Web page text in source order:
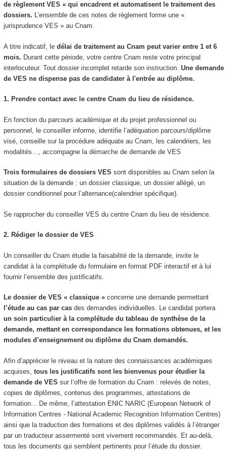
de règlement VES » qui encadrent et automatisent le traitement des
dossiers. L’ensemble de ces notes de règlement forme une «
jurisprudence VES » au Cnam.
A titre indicatif, le délai de traitement au Cnam peut varier entre 1 et 6
mois. Durant cette période, votre centre Cnam reste votre principal
interlocuteur. Tout dossier incomplet retarde son instruction. Une demande
de VES ne dispense pas de candidater à l'entrée au diplôme.
1. Prendre contact avec le centre Cnam du lieu de résidence.
En fonction du parcours académique et du projet professionnel ou
personnel, le conseiller informe, identifie l’adéquation parcours/diplôme
visé, conseille sur la procédure adéquate au Cnam, les calendriers, les
modalités…, accompagne la démarche de demande de VES
Trois formulaires de dossiers VES sont disponibles au Cnam selon la
situation de la demande : un dossier classique, un dossier allégé, un
dossier conditionnel pour l’alternance(calendrier spécifique).
Se rapprocher du conseiller VES du centre Cnam du lieu de résidence.
2. Rédiger le dossier de VES
Un conseiller du Cnam étudie la faisabilité de la demande, invite le
candidat à la complétude du formulaire en format PDF interactif et à lui
fournir l’ensemble des justificatifs.
Le dossier de VES « classique »concerne une demande permettant
l’étude au cas par casdes demandes individuelles. Le candidat portera
un soin particulier à la complétude du tableau de synthèse de la
demande, mettant en correspondance les formations obtenues, et les
modules d’enseignement ou diplôme du Cnam demandés.
Afin d’apprécier le niveau et la nature des connaissances académiques
acquises, tous les justificatifs sont les bienvenus pour étudier la
demande de VES sur l’offre de formation du Cnam : relevés de notes,
copies de diplômes, contenus des programmes, attestations de
formation... De même, l’attestation ENIC NARIC (European Network of
Information Centres - National Academic Recognition Information Centres)
ainsi que la traduction des formations et des diplômes validés à l’étranger
par un traducteur assermenté sont vivement recommandés. Et au-delà,
tous les documents qui semblent pertinents pour l’étude du dossier.